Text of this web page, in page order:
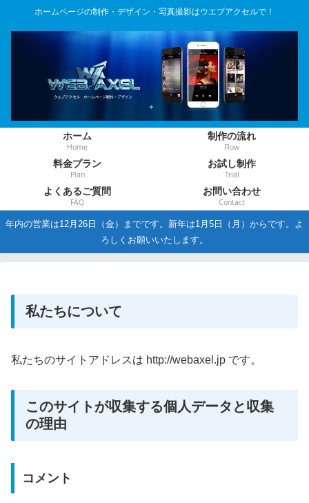
ホームページの制作・デザイン・写真撮影はウエブアクセルで！
ホーム
Home
制作の流れ
Flow
料金プラン
Plan
お試し制作
Trial
よくあるご質問
FAQ
お問い合わせ
Contact
年内の営業は12月26日（金）までです。新年は1月5日（月）からです。よ
ろしくお願いいたします。
私たちについて
私たちのサイトアドレスは http://webaxel.jp です。
このサイトが収集する個人データと収集
の理由
コメント